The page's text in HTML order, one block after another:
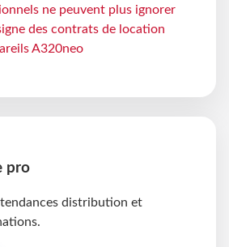
ne peuvent plus ignorer
des contrats de location
A320neo
pro
distribution et